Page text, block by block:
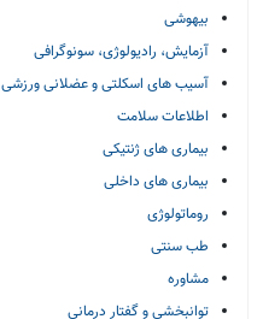
بیهوشی
آزمایش، رادیولوژی، سونوگرافی
آسیب های اسکلتی و عضلانی ورزشی
اطلاعات سلامت
بیماری های ژنتیکی
بیماری های داخلی
روماتولوژی
طب سنتی
مشاوره
توانبخشی و گفتار درمانی